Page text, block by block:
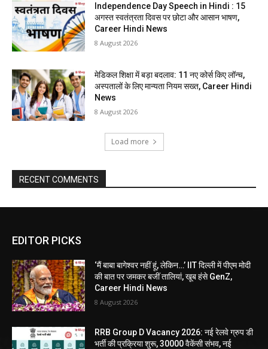
Independence Day Speech in Hindi : 15
अगस्त स्वतंत्रता दिवस पर छोटा और आसान भाषण,
Career Hindi News
8 August 2026
मेडिकल शिक्षा में बड़ा बदलाव: 11 नए कोर्स किए लॉन्च,
अस्पतालों के लिए मान्यता नियम सख्त, Career Hindi
News
8 August 2026
Load more
RECENT COMMENTS
EDITOR PICKS
‘मैं बाबा बागेश्वर नहीं हूं, लेकिन…’ IIT दिल्ली में पीएम मोदी
की बात पर जमकर बजीं तालियां, खूब हंसे GenZ,
Career Hindi News
8 August 2026
RRB Group D Vacancy 2026: नई रेलवे ग्रुप डी
भर्ती की प्रक्रिया शुरू, 30000 वैकेंसी संभव, नई